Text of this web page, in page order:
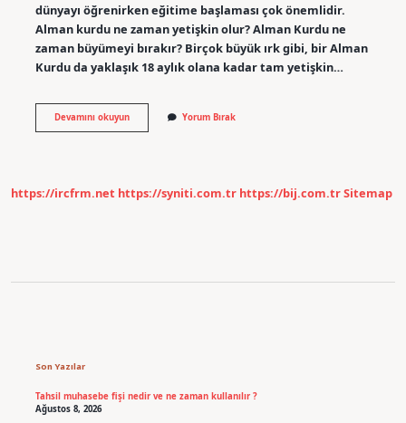
dünyayı öğrenirken eğitime başlaması çok önemlidir.
Alman kurdu ne zaman yetişkin olur? Alman Kurdu ne
zaman büyümeyi bırakır? Birçok büyük ırk gibi, bir Alman
Kurdu da yaklaşık 18 aylık olana kadar tam yetişkin…
Devamını okuyunAlman
Kurdu
Yorum Bırak
https://ircfrm.net https://syniti.com.tr https://bij.com.trSitemap
Son Yazılar
Tahsil muhasebe fişi nedir ve ne zaman kullanılır ?
Ağustos 8, 2026